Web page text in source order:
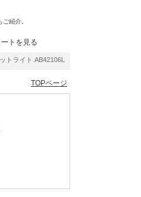
紹介。
ートを見る
イト AB42106L | 商品紹介 | 照明器具の通販
TOPページ